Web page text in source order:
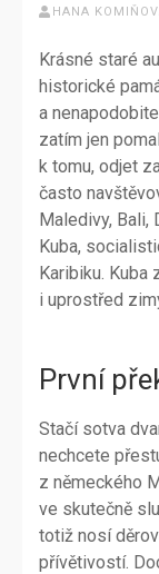
HANA
Krásné staré
historické
a
zatím jen
k tomu, odjet
často
Maledivy, Bali,
Kuba,
Karibiku.
i uprostřed
První
Stačí sotva
nechcete
z německého
ve skutečně
totiž nosí
přívětivostí.